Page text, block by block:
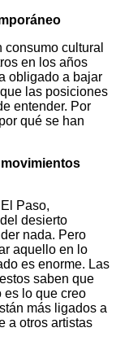
cultural
en los años
obligado a bajar
las posiciones
entender. Por
qué se han
Paso,
desierto
nada. Pero
aquello en lo
es enorme. Las
saben que
es lo que creo
más ligados a
a otros artistas